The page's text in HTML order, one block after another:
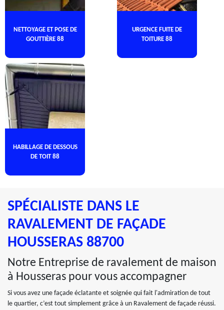
NETTOYAGE ET POSE DE
GOUTTIÈRE 88
URGENCE FUITE DE
TOITURE 88
HABILLAGE DE DESSOUS
DE TOIT 88
SPÉCIALISTE DANS LE
RAVALEMENT DE FAÇADE
HOUSSERAS 88700
Notre Entreprise de ravalement de maison
à Housseras pour vous accompagner
Si vous avez une façade éclatante et soignée qui fait l'admiration de tout
le quartier, c’est tout simplement grâce à un Ravalement de façade réussi.